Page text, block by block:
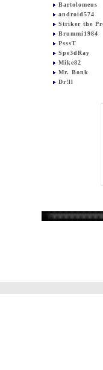
Bartolomeus
android574
Striker the
Brummi1984
PsssT
Spe3dRay
Mike82
Mr. Bonk
Dr!ll